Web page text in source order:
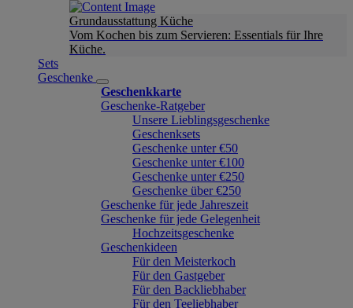
Grundausstattung Küche
Vom Kochen bis zum Servieren: Essentials für Ihre
Küche.
Sets
Geschenke
Geschenkkarte
Geschenke-Ratgeber
Unsere Lieblingsgeschenke
Geschenksets
Geschenke unter €50
Geschenke unter €100
Geschenke unter €250
Geschenke über €250
Geschenke für jede Jahreszeit
Geschenke für jede Gelegenheit
Hochzeitsgeschenke
Geschenkideen
Für den Meisterkoch
Für den Gastgeber
Für den Backliebhaber
Für den Teeliebhaber